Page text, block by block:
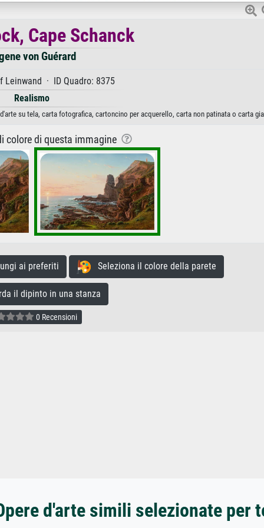
Cape Schanck
von Guérard
Leinwand · ID Quadro: 8375
Realismo
su tela, carta fotografica, cartoncino per acquerello, carta non patinata o carta
colore di questa immagine
ai preferiti Seleziona il colore della parete
il dipinto in una stanza
0 Recensioni
d'arte simili selezionate per